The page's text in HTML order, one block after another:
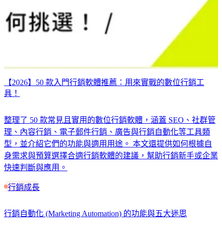
【2026】50 款入門行銷軟體推薦：用來實戰的數位行銷工
具！
整理了 50 款常見且實用的數位行銷軟體，涵蓋 SEO、社群管
理、內容行銷、電子郵件行銷、廣告與行銷自動化等工具類
型，並介紹它們的功能與適用用途。 本文還提供如何根據自
身需求與預算選擇合適行銷軟體的建議，幫助行銷新手或企業
快速判斷與應用。
行銷成長
行銷自動化 (Marketing Automation) 的功能與五大迷思